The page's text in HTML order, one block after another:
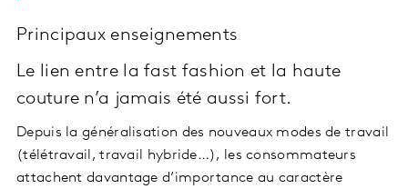
Principaux enseignements
Le lien entre la fast fashion et la haute
couture n’a jamais été aussi fort.
Depuis la généralisation des nouveaux modes de travail
(télétravail, travail hybride…), les consommateurs
attachent davantage d’importance au caractère